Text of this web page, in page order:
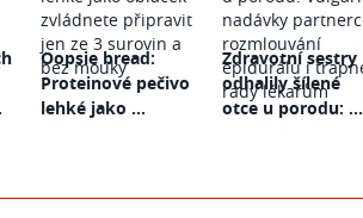
Oopsie bread:
Proteinové pečivo
lehké jako ...
Zdravotní sestry
odhalily šílené
otce u porodu: ...